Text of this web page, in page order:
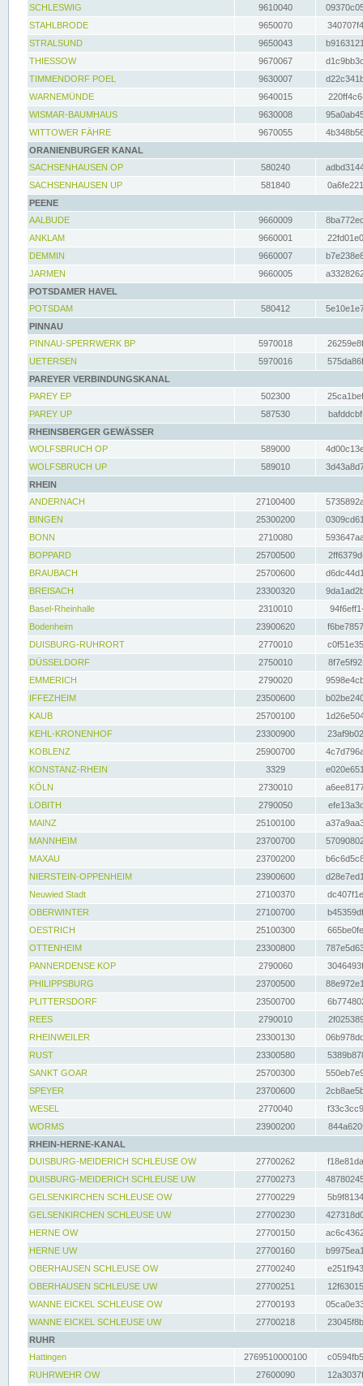
SCHLESWIG
9610040
STAHLBRODE
9650070
STRALSUND
9650043
THIESSOW
9670067
TIMMENDORF POEL
9630007
WARNEMÜNDE
9640015
WISMAR-BAUMHAUS
9630008
WITTOWER FÄHRE
9670055
ORANIENBURGER KANAL
SACHSENHAUSEN OP
580240
SACHSENHAUSEN UP
581840
PEENE
AALBUDE
9660009
ANKLAM
9660001
DEMMIN
9660007
JARMEN
9660005
POTSDAMER HAVEL
POTSDAM
580412
PINNAU
PINNAU-SPERRWERK BP
5970018
UETERSEN
5970016
PAREYER VERBINDUNGSKANAL
PAREY EP
502300
PAREY UP
587530
RHEINSBERGER GEWÄSSER
WOLFSBRUCH OP
589000
WOLFSBRUCH UP
589010
RHEIN
ANDERNACH
27100400
BINGEN
25300200
BONN
2710080
BOPPARD
25700500
BRAUBACH
25700600
BREISACH
23300320
Basel-Rheinhalle
2310010
Bodenheim
23900620
DUISBURG-RUHRORT
2770010
DÜSSELDORF
2750010
EMMERICH
2790020
IFFEZHEIM
23500600
KAUB
25700100
KEHL-KRONENHOF
23300900
KOBLENZ
25900700
KONSTANZ-RHEIN
3329
KÖLN
2730010
LOBITH
2790050
MAINZ
25100100
MANNHEIM
23700700
MAXAU
23700200
NIERSTEIN-OPPENHEIM
23900600
Neuwied Stadt
27100370
OBERWINTER
27100700
OESTRICH
25100300
OTTENHEIM
23300800
PANNERDENSE KOP
2790060
PHILIPPSBURG
23700500
PLITTERSDORF
23500700
REES
2790010
RHEINWEILER
23300130
RUST
23300580
SANKT GOAR
25700300
SPEYER
23700600
WESEL
2770040
WORMS
23900200
RHEIN-HERNE-KANAL
DUISBURG-MEIDERICH SCHLEUSE OW
27700262
DUISBURG-MEIDERICH SCHLEUSE UW
27700273
GELSENKIRCHEN SCHLEUSE OW
27700229
GELSENKIRCHEN SCHLEUSE UW
27700230
HERNE OW
27700150
HERNE UW
27700160
OBERHAUSEN SCHLEUSE OW
27700240
OBERHAUSEN SCHLEUSE UW
27700251
WANNE EICKEL SCHLEUSE OW
27700193
WANNE EICKEL SCHLEUSE UW
27700218
RUHR
Hattingen
2769510000100
RUHRWEHR OW
27600090